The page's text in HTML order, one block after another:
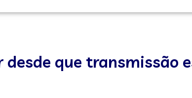
que transmissão